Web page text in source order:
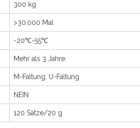
300 kg
>30.000 Mal
-20℃-55℃
Mehr als 3 Jahre
M-Faltung, U-Faltung
NEIN
120 Sätze/20 g